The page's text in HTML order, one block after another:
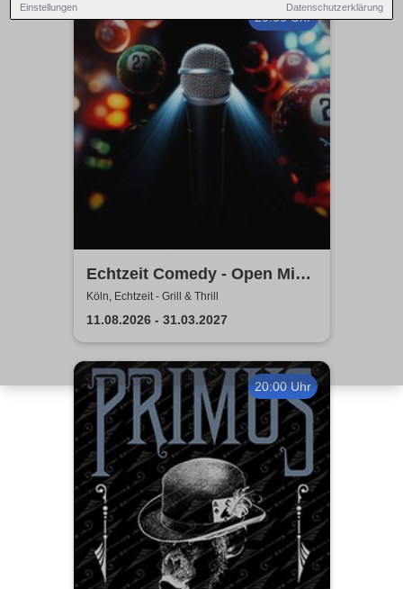
Einstellungen Datenschutzerklärung
20:00 Uhr
Echtzeit Comedy - Open Mic
& Bingo
Köln, Echtzeit - Grill & Thrill
11.08.2026 - 31.03.2027
20:00 Uhr